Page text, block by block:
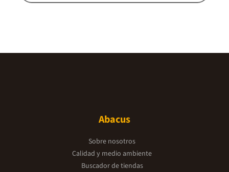
Abacus
Sobre nosotros
Calidad y medio ambiente
Buscador de tiendas